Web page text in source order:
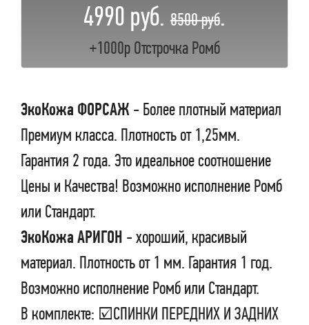
4990 руб. 8500 руб.
+1000р Отстрочка Ромб
ЭкоКожа ФОРСАЖ - Более плотный материал
Премиум класса. Плотность от 1,25мм.
Гарантия 2 года. Это идеальное соотношение
Цены и Качества! Возможно исполнение Ромб
или Стандарт.
ЭкоКожа АРИГОН - хороший, красивый
материал. Плотность от 1 мм. Гарантия 1 год.
Возможно исполнение Ромб или Стандарт.
В комплекте: ☑СПИНКИ ПЕРЕДНИХ И ЗАДНИХ